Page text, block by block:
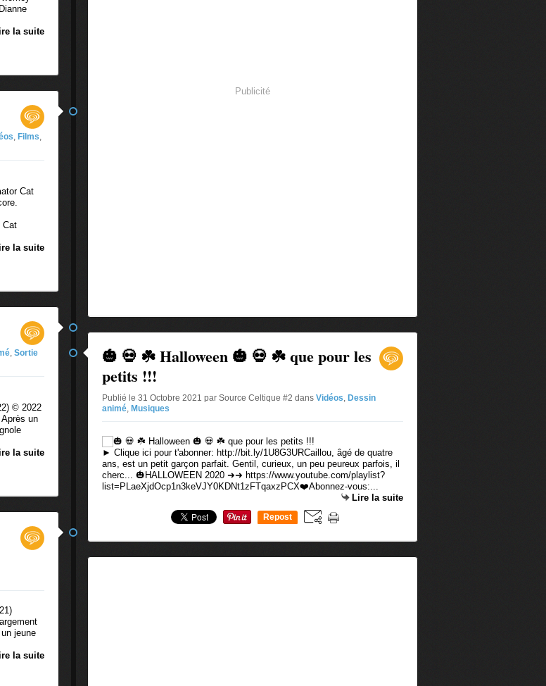
la suite
, Films,
Cat
Cat
la suite
, Sortie
© 2022
un
la suite
jeune
la suite
Publicité
🎃 💀 ☘️ Halloween 🎃 💀 ☘️ que pour les
petits !!!
Publié le 31 Octobre 2021 par Source Celtique #2 dans Vidéos, Dessin
animé, Musiques
► Clique ici pour t'abonner: http://bit.ly/1U8G3URCaillou, âgé de quatre
ans, est un petit garçon parfait. Gentil, curieux, un peu peureux parfois, il
cherc... 🎃HALLOWEEN 2020 ➜➜ https://www.youtube.com/playlist?
list=PLaeXjdOcp1n3keVJY0KDNt1zFTqaxzPCX❤️Abonnez-vous:...
Lire la suite
Repost